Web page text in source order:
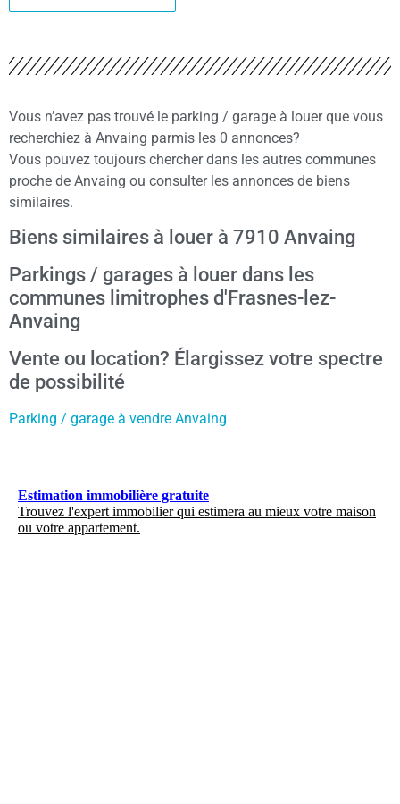
Vous n’avez pas trouvé le parking / garage à louer que vous
recherchiez à Anvaing parmis les 0 annonces?
Vous pouvez toujours chercher dans les autres communes
proche de Anvaing ou consulter les annonces de biens
similaires.
Biens similaires à louer à 7910 Anvaing
Parkings / garages à louer dans les
communes limitrophes d'Frasnes-lez-
Anvaing
Vente ou location? Élargissez votre spectre
de possibilité
Parking / garage à vendre Anvaing